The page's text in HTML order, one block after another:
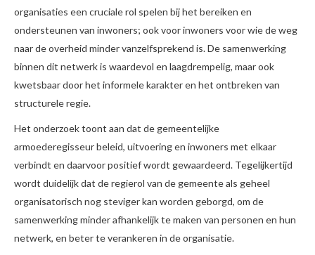
organisaties een cruciale rol spelen bij het bereiken en
ondersteunen van inwoners; ook voor inwoners voor wie de weg
naar de overheid minder vanzelfsprekend is. De samenwerking
binnen dit netwerk is waardevol en laagdrempelig, maar ook
kwetsbaar door het informele karakter en het ontbreken van
structurele regie.
Het onderzoek toont aan dat de gemeentelijke
armoederegisseur beleid, uitvoering en inwoners met elkaar
verbindt en daarvoor positief wordt gewaardeerd. Tegelijkertijd
wordt duidelijk dat de regierol van de gemeente als geheel
organisatorisch nog steviger kan worden geborgd, om de
samenwerking minder afhankelijk te maken van personen en hun
netwerk, en beter te verankeren in de organisatie.